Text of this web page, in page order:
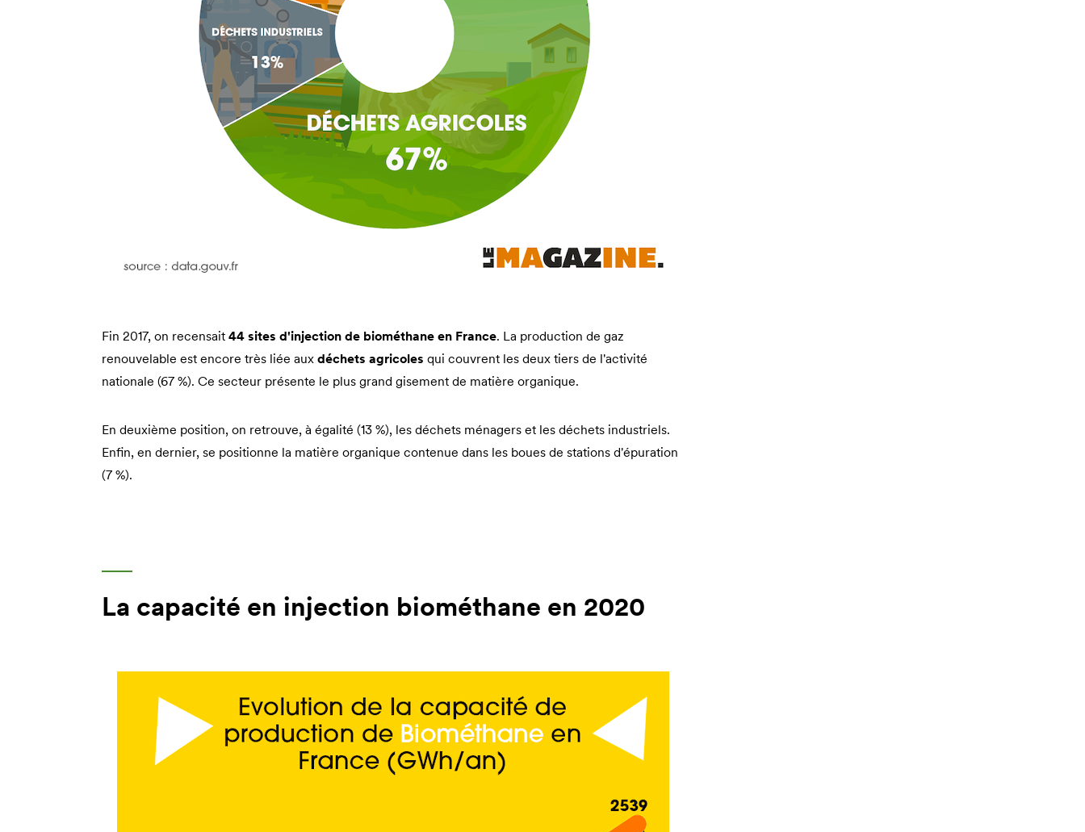
Fin 2017, on recensait 44 sites d'injection de biométhane en France. La production de gaz
renouvelable est encore très liée aux déchets agricoles qui couvrent les deux tiers de l'activité
nationale (67 %). Ce secteur présente le plus grand gisement de matière organique.
En deuxième position, on retrouve, à égalité (13 %), les déchets ménagers et les déchets industriels.
Enfin, en dernier, se positionne la matière organique contenue dans les boues de stations d'épuration
(7 %).
La capacité en injection biométhane en 2020